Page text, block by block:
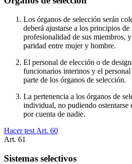
Los órganos de selección serán
deberá ajustarse a los principios
profesionalidad de sus miembros,
paridad entre mujer y hombre.
El personal de elección o de
funcionarios interinos y el
parte de los órganos de selección.
La pertenencia a los órganos de
individual, no pudiendo ostentarse
por cuenta de nadie.
Hacer test Art. 60
Art. 61
Sistemas selectivos